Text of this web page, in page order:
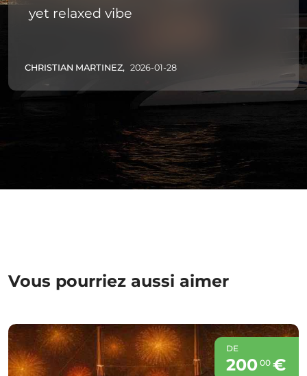
yet relaxed vibe
CHRISTIAN MARTINEZ, 2026-01-28
Vous pourriez aussi aimer
DE
200 00€